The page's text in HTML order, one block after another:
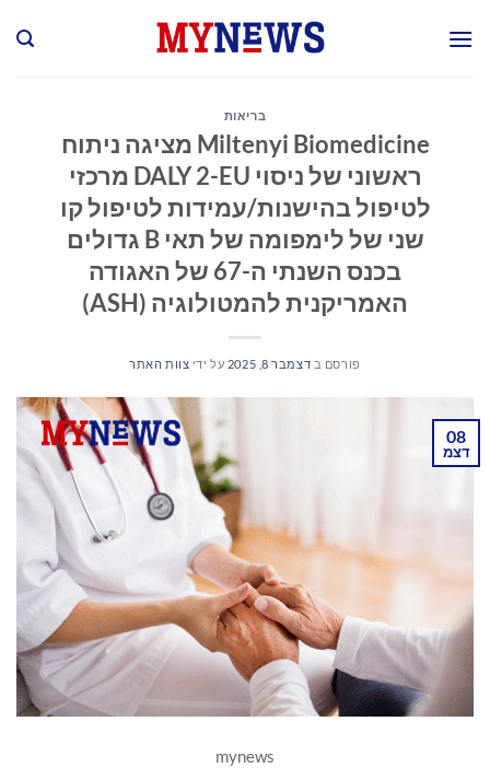
בריאות
Miltenyi Biomedicine מציגה ניתוח
ראשוני של ניסוי DALY 2-EU מרכזי
לטיפול בהישנות/עמידות לטיפול קו
שני של לימפומה של תאי B גדולים
בכנס השנתי ה-67 של האגודה
האמריקנית להמטולוגיה (ASH)
פורסם ב דצמבר 8, 2025 על ידי צוות האתר
08
דצמ
mynews